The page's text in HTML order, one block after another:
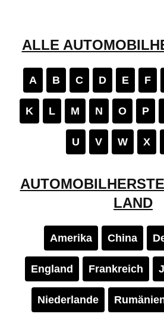
ALLE
A B C D E F
K L M N O P
U V W X
LAND
Amerika China
England Frankreich
Niederlande